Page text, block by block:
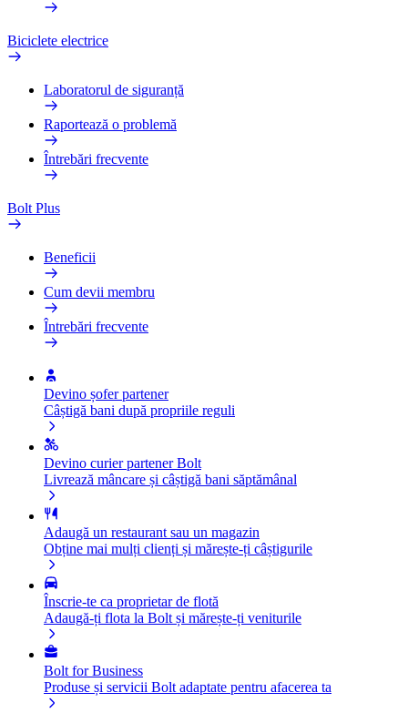
Biciclete electrice
Laboratorul de siguranță
Raportează o problemă
Întrebări frecvente
Bolt Plus
Beneficii
Cum devii membru
Întrebări frecvente
Devino șofer partener
Câștigă bani după propriile reguli
Devino curier partener Bolt
Livrează mâncare și câștigă bani săptămânal
Adaugă un restaurant sau un magazin
Obține mai mulți clienți și mărește-ți câștigurile
Înscrie-te ca proprietar de flotă
Adaugă-ți flota la Bolt și mărește-ți veniturile
Bolt for Business
Produse și servicii Bolt adaptate pentru afacerea ta